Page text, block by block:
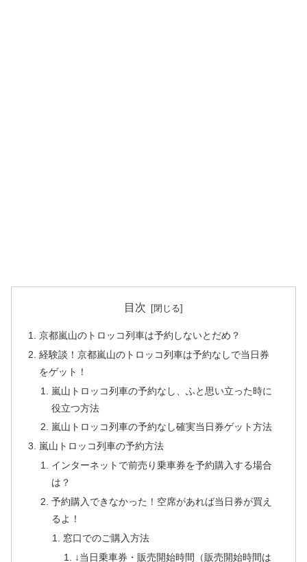
目次
京都嵐山のトロッコ列車は予約しないとだめ？
経験談！京都嵐山のトロッコ列車は予約なしで当日券
をゲット！
嵐山トロッコ列車の予約なし、ふと思い立った時に
役立つ方法
嵐山トロッコ列車の予約なし確実当日券ゲット方法
嵐山トロッコ列車の予約方法
インターネットで前売り乗車券を予約購入する場合
は？
予約購入できなかった！空席があれば当日券が買え
るよ！
窓口でのご購入方法
↓当日乗車券・販売開始時間（販売開始時間は